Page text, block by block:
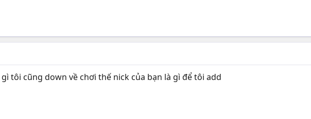
tôi cũng down về chơi thế nick của bạn là gì để tôi add